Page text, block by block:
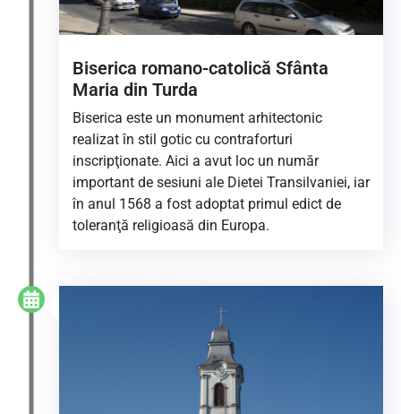
Biserica romano-catolică Sfânta
Maria din Turda
Biserica este un monument arhitectonic
realizat în stil gotic cu contraforturi
inscripţionate. Aici a avut loc un număr
important de sesiuni ale Dietei Transilvaniei, iar
în anul 1568 a fost adoptat primul edict de
toleranţă religioasă din Europa.